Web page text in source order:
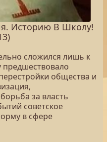
Историю В Школу!
сложился лишь к
предшествовало
общества и
за власть
советское
в сфере